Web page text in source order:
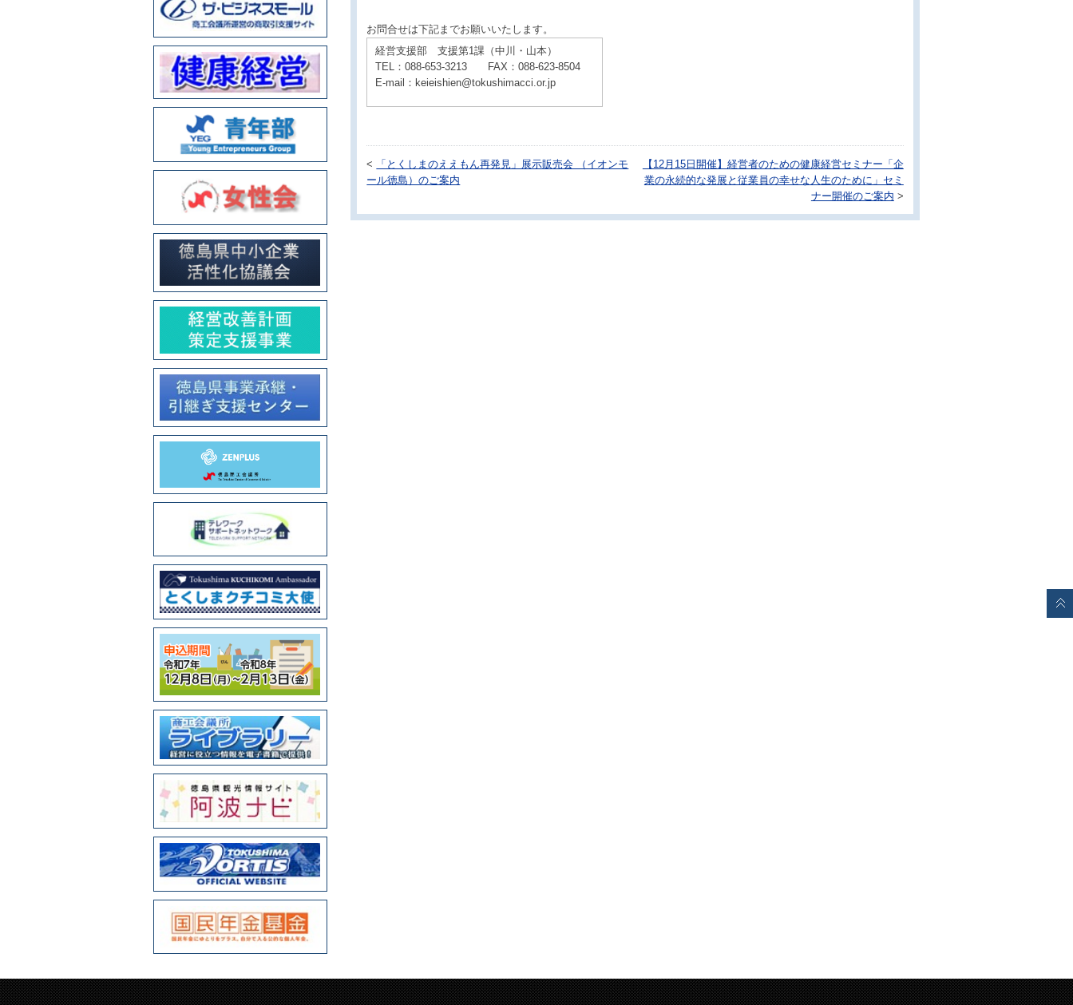
お問合せは下記までお願いいたします。
経営支援部 支援第1課（中川・山本）
TEL：088-653-3213 FAX：088-623-8504
E-mail：keieishien@tokushimacci.or.jp
<
「とくしまのええもん再発見」展示販売会 （イオンモ
ール徳島）のご案内
【12月15日開催】経営者のための健康経営セミナー「企
業の永続的な発展と従業員の幸せな人生のために」セミ
ナー開催のご案内 >